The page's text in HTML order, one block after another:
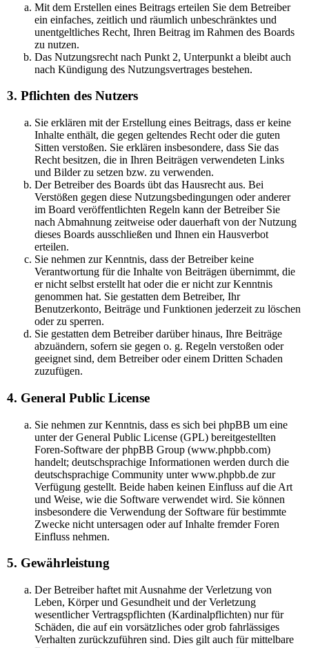
Mit dem Erstellen eines Beitrags erteilen Sie dem Betreiber
ein einfaches, zeitlich und räumlich unbeschränktes und
unentgeltliches Recht, Ihren Beitrag im Rahmen des Boards
zu nutzen.
Das Nutzungsrecht nach Punkt 2, Unterpunkt a bleibt auch
nach Kündigung des Nutzungsvertrages bestehen.
3. Pflichten des Nutzers
Sie erklären mit der Erstellung eines Beitrags, dass er keine
Inhalte enthält, die gegen geltendes Recht oder die guten
Sitten verstoßen. Sie erklären insbesondere, dass Sie das
Recht besitzen, die in Ihren Beiträgen verwendeten Links
und Bilder zu setzen bzw. zu verwenden.
Der Betreiber des Boards übt das Hausrecht aus. Bei
Verstößen gegen diese Nutzungsbedingungen oder anderer
im Board veröffentlichten Regeln kann der Betreiber Sie
nach Abmahnung zeitweise oder dauerhaft von der Nutzung
dieses Boards ausschließen und Ihnen ein Hausverbot
erteilen.
Sie nehmen zur Kenntnis, dass der Betreiber keine
Verantwortung für die Inhalte von Beiträgen übernimmt, die
er nicht selbst erstellt hat oder die er nicht zur Kenntnis
genommen hat. Sie gestatten dem Betreiber, Ihr
Benutzerkonto, Beiträge und Funktionen jederzeit zu löschen
oder zu sperren.
Sie gestatten dem Betreiber darüber hinaus, Ihre Beiträge
abzuändern, sofern sie gegen o. g. Regeln verstoßen oder
geeignet sind, dem Betreiber oder einem Dritten Schaden
zuzufügen.
4. General Public License
Sie nehmen zur Kenntnis, dass es sich bei phpBB um eine
unter der General Public License (GPL) bereitgestellten
Foren-Software der phpBB Group (www.phpbb.com)
handelt; deutschsprachige Informationen werden durch die
deutschsprachige Community unter www.phpbb.de zur
Verfügung gestellt. Beide haben keinen Einfluss auf die Art
und Weise, wie die Software verwendet wird. Sie können
insbesondere die Verwendung der Software für bestimmte
Zwecke nicht untersagen oder auf Inhalte fremder Foren
Einfluss nehmen.
5. Gewährleistung
Der Betreiber haftet mit Ausnahme der Verletzung von
Leben, Körper und Gesundheit und der Verletzung
wesentlicher Vertragspflichten (Kardinalpflichten) nur für
Schäden, die auf ein vorsätzliches oder grob fahrlässiges
Verhalten zurückzuführen sind. Dies gilt auch für mittelbare